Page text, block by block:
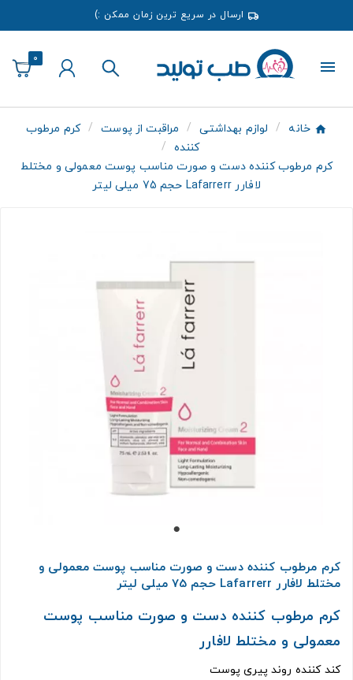
ارسال در سریع ترین زمان ممکن :)
0
خانه لوازم بهداشتی مراقبت از پوست
کرم مرطوب
کننده
کرم مرطوب کننده دست و صورت مناسب پوست معمولی و مختلط
لافارر Lafarrerr حجم 75 میلی لیتر
کرم مرطوب کننده دست و صورت مناسب پوست معمولی و
مختلط لافارر Lafarrerr حجم 75 میلی لیتر
کرم مرطوب کننده دست و صورت مناسب پوست
معمولی و مختلط لافارر
کند کننده روند پیری پوست